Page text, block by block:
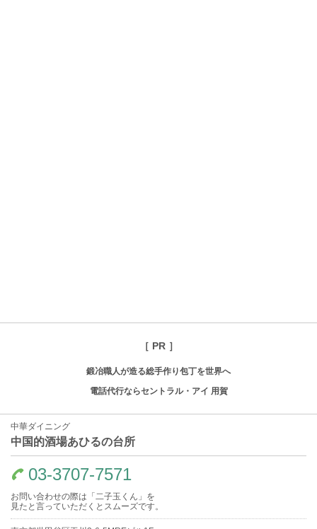
［ PR ］
鍛冶職人が造る総手作り包丁を世界へ
電話代行ならセントラル・アイ 用賀
中華ダイニング
中国的酒場あひるの台所
03-3707-7571
お問い合わせの際は「二子玉くん」を
見たと言っていただくとスムーズです。